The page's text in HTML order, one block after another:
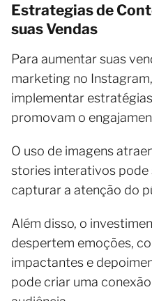
Estrategias de
suas Vendas
Para aumentar suas
marketing no
implementar
promovam o
O uso de imagens
stories interativos pode
capturar a atenção do
Além disso, o
despertem emoções,
impactantes e
pode criar uma